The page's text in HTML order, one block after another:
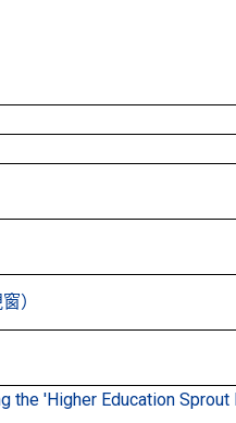
）
'Higher Education Sprout